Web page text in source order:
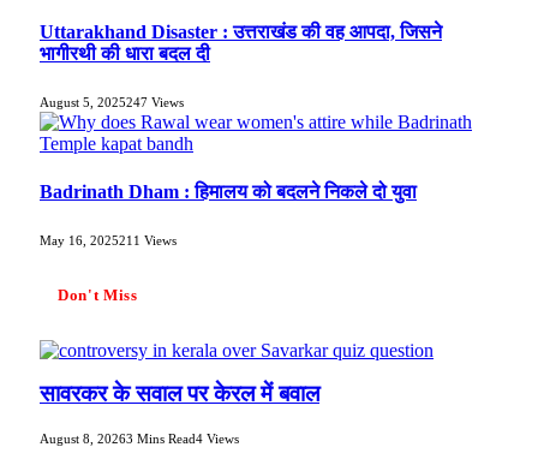
Uttarakhand Disaster : उत्तराखंड की वह आपदा, जिसने
भागीरथी की धारा बदल दी
August 5, 2025247 Views
Badrinath Dham : हिमालय को बदलने निकले दो युवा
May 16, 2025211 Views
Don't Miss
सावरकर के सवाल पर केरल में बवाल
August 8, 20263 Mins Read4 Views